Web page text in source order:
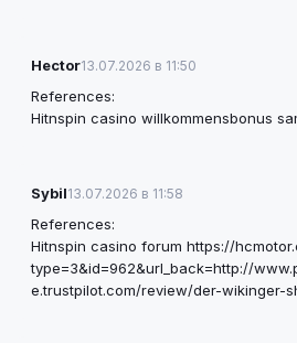
Hector13.07.2026 в 11:50
References:
Hitnspin casino willkommensbonus
Sybil13.07.2026 в 11:58
References:
Hitnspin casino forum https://
type=3&id=962&url_back=http://
e.trustpilot.com/review/der-wikinger-